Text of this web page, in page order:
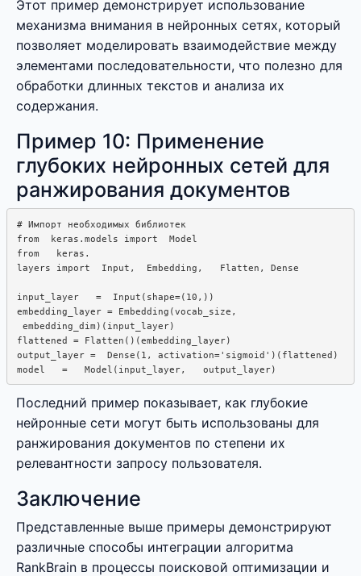
Этот пример демонстрирует использование
механизма внимания в нейронных сетях, который
позволяет моделировать взаимодействие между
элементами последовательности, что полезно для
обработки длинных текстов и анализа их
содержания.
Пример 10: Применение
глубоких нейронных сетей для
ранжирования документов
# Импорт необходимых библиотек
from  keras.models import  Model
from   keras.
layers import  Input,  Embedding,   Flatten, Dense
input_layer   =  Input(shape=(10,))
embedding_layer = Embedding(vocab_size,
embedding_dim)(input_layer)
flattened = Flatten()(embedding_layer)
output_layer =  Dense(1, activation='sigmoid')(flattened)
Последний пример показывает, как глубокие
нейронные сети могут быть использованы для
ранжирования документов по степени их
релевантности запросу пользователя.
Заключение
Представленные выше примеры демонстрируют
различные способы интеграции алгоритма
RankBrain в процессы поисковой оптимизации и